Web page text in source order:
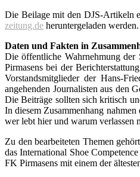
Die Beilage mit den DJS-Artikeln
zeitung.de heruntergeladen
Daten und Fakten in
Die öffentliche Wahrnehmung der
Pirmasens bei der
Vorstandsmitglieder der Hans-
angehenden Journalisten aus den
Die Beiträge sollten sich kritisch
In diesem Zusammenhang
wer lebt hier und warum verlassen
Zu den bearbeiteten Themen
das International Shoe
FK Pirmasens mit einem der